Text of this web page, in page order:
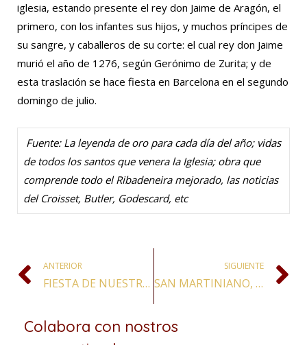
iglesia, estando presente el rey don Jaime de Aragón, el
primero, con los infantes sus hijos, y muchos príncipes de
su sangre, y caballeros de su corte: el cual rey don Jaime
murió el año de 1276, según Gerónimo de Zurita; y de
esta traslación se hace fiesta en Barcelona en el segundo
domingo de julio.
Fuente: La leyenda de oro para cada día del año; vidas
de todos los santos que venera la Iglesia; obra que
comprende todo el Ribadeneira mejorado, las noticias
del Croisset, Butler, Godescard, etc
ANTERIOR
FIESTA DE NUESTRA SEÑORA DE LOURDES
SIGUIENTE
SAN MARTINIANO, ERMITAÑO
Colabora con nostros